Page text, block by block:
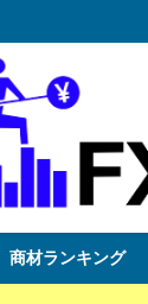
商材ランキング